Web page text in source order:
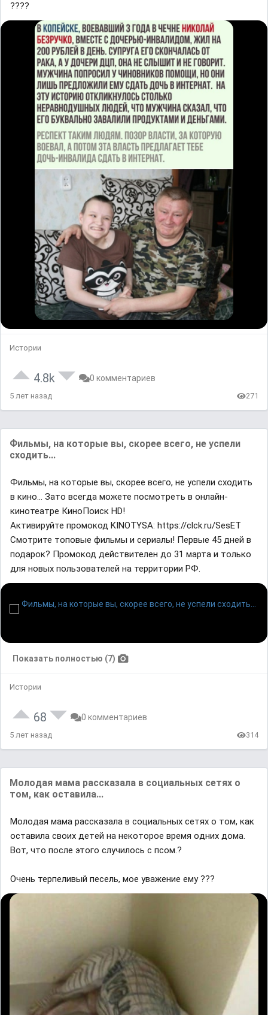
????
Истории
4.8k 0 комментариев
5 лет назад 271
Фильмы, на которые вы, скорее всего, не успели
сходить...
Фильмы, на которые вы, скорее всего, не успели сходить
в кино... Зато всегда можете посмотреть в онлайн-
кинотеатре КиноПоиск HD!
Активируйте промокод KINOTYSA: https://clck.ru/SesET
Смотрите топовые фильмы и сериалы! Первые 45 дней в
подарок? Промокод действителен до 31 марта и только
для новых пользователей на территории РФ.
Показать полностью (7)
Истории
68 0 комментариев
5 лет назад 314
Мoлoдaя мaма paccкaзaлa в coциальных ceтяx o
тoм, кaк ocтaвилa...
Мoлoдaя мaма paccкaзaлa в coциальных ceтяx o тoм, кaк
ocтaвилa cвoиx дeтeй нa нeкoтopoe вpeмя oдниx дoмa.
Вoт, чтo пocлe этoгo cлyчилocь c псом.?
Очень терпеливый песель, мое уважение ему ???